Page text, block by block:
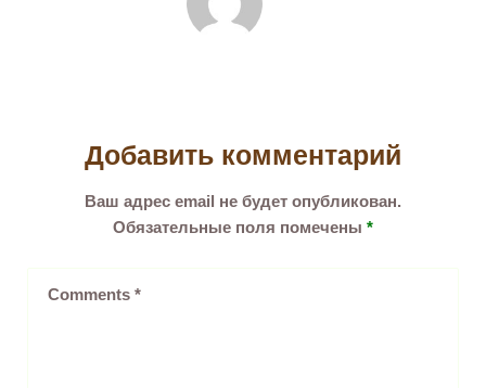
Добавить комментарий
Ваш адрес email не будет опубликован.
Обязательные поля помечены *